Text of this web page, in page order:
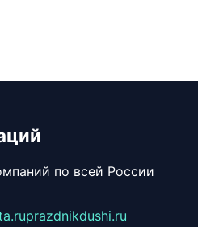
по всей России
prazdnikdushi.ru